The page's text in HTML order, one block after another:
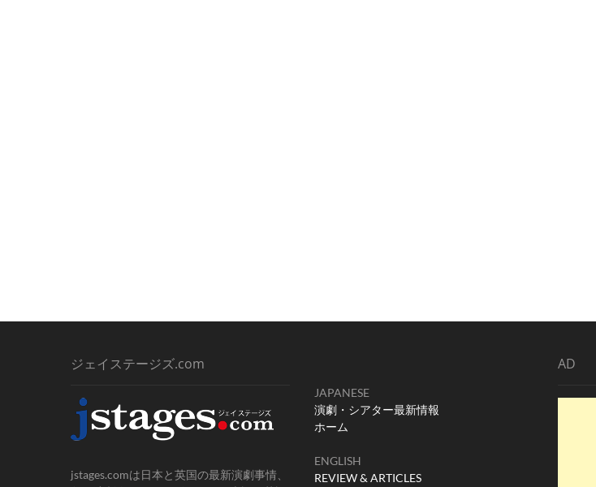
ジェイステージズ.com
jstages.comは日本と英国の最新演劇事情、
JAPANESE
演劇・シアター最新情報
ホーム
ENGLISH
REVIEW & ARTICLES
AD